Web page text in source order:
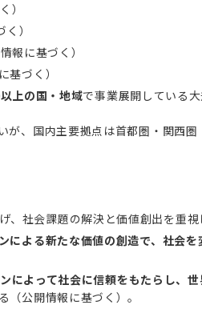
）
）
情報に基づく）
基づく）
上の国・地域で事業展開している
、国内主要拠点は首都圏・関西圏
、社会課題の解決と価値創出を重視
による新たな価値の創造で、社会を
ンによって社会に信頼をもたらし、
（公開情報に基づく）。